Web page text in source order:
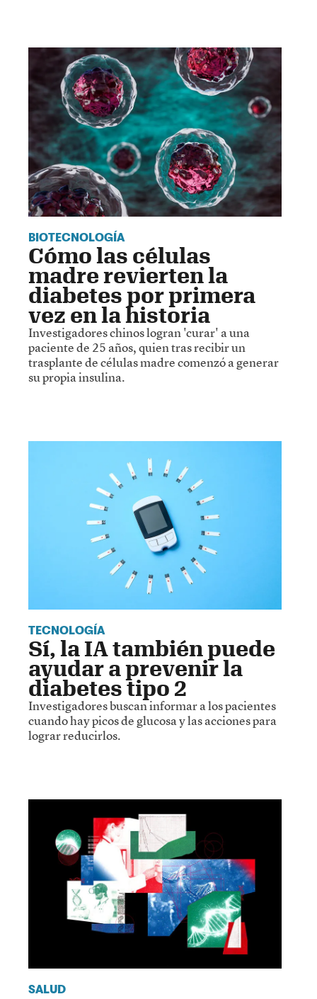
BIOTECNOLOGÍA
Cómo las células
madre revierten la
diabetes por primera
vez en la historia
Investigadores chinos logran 'curar' a una
paciente de 25 años, quien tras recibir un
trasplante de células madre comenzó a generar
su propia insulina.
TECNOLOGÍA
Sí, la IA también puede
ayudar a prevenir la
diabetes tipo 2
Investigadores buscan informar a los pacientes
cuando hay picos de glucosa y las acciones para
lograr reducirlos.
SALUD